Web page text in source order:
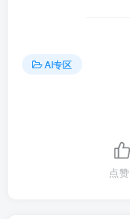
AI专区
点赞